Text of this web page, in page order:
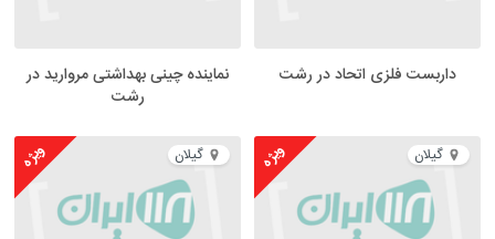
داربست فلزی اتحاد در رشت
نماینده چینی بهداشتی مروارید در
رشت
گیلان ویژه گیلان ویژه